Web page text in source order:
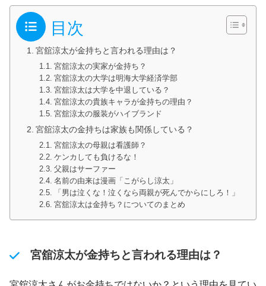
目次
宮舘涼太が金持ちと言われる理由は？
宮舘涼太の実家が金持ち？
宮舘涼太の大学は明海大学経済学部
宮舘涼太は大学を中退している？
宮舘涼太の貴族キャラが金持ちの理由？
宮舘涼太の服装がハイブランド
宮舘涼太の金持ちは家族も関係している？
宮舘涼太の母親は看護師？
ケンカしても負けるな！
父親はサーファー
名前の由来は漫画「こがらし涼太」
「男は泣くな！泣くなら両親が死んでからにしろ！」
宮舘涼太は金持ち？についてのまとめ
宮舘涼太が金持ちと言われる理由は？